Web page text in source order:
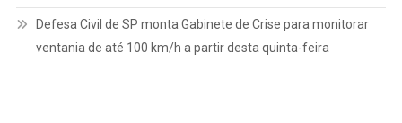
Defesa Civil de SP monta Gabinete de Crise para monitorar
ventania de até 100 km/h a partir desta quinta-feira